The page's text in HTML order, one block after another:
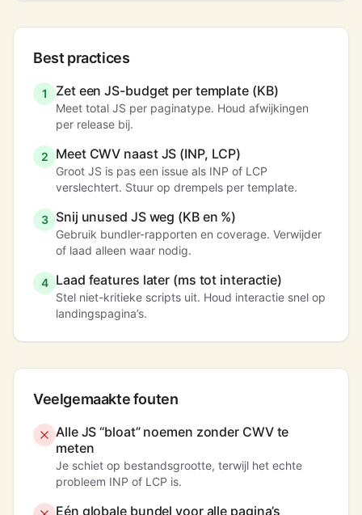
Best practices
1 Zet een JS-budget per template (KB)
Meet total JS per paginatype. Houd afwijkingen
per release bij.
2 Meet CWV naast JS (INP, LCP)
Groot JS is pas een issue als INP of LCP
verslechtert. Stuur op drempels per template.
3 Snij unused JS weg (KB en %)
Gebruik bundler-rapporten en coverage. Verwijder
of laad alleen waar nodig.
4 Laad features later (ms tot interactie)
Stel niet-kritieke scripts uit. Houd interactie snel op
landingspagina’s.
Veelgemaakte fouten
Alle JS “bloat” noemen zonder CWV te
meten
Je schiet op bestandsgrootte, terwijl het echte
probleem INP of LCP is.
Eén globale bundel voor alle pagina’s